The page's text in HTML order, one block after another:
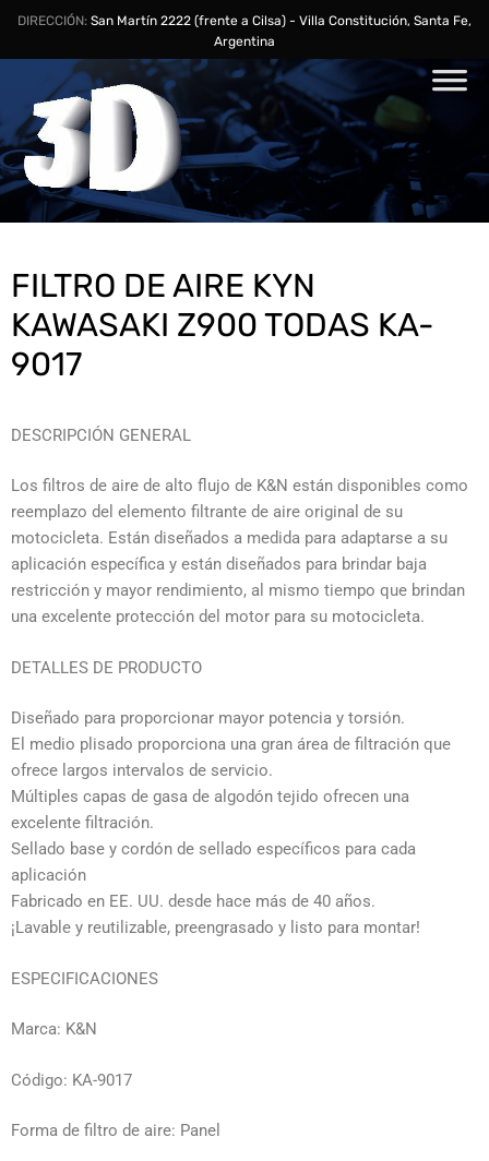
DIRECCIÓN: San Martín 2222 (frente a Cilsa) - Villa Constitución, Santa Fe,
Argentina
FILTRO DE AIRE KYN
KAWASAKI Z900 TODAS KA-
9017
DESCRIPCIÓN GENERAL
Los filtros de aire de alto flujo de K&N están disponibles como
reemplazo del elemento filtrante de aire original de su
motocicleta. Están diseñados a medida para adaptarse a su
aplicación específica y están diseñados para brindar baja
restricción y mayor rendimiento, al mismo tiempo que brindan
una excelente protección del motor para su motocicleta.
DETALLES DE PRODUCTO
Diseñado para proporcionar mayor potencia y torsión.
El medio plisado proporciona una gran área de filtración que
ofrece largos intervalos de servicio.
Múltiples capas de gasa de algodón tejido ofrecen una
excelente filtración.
Sellado base y cordón de sellado específicos para cada
aplicación
Fabricado en EE. UU. desde hace más de 40 años.
¡Lavable y reutilizable, preengrasado y listo para montar!
ESPECIFICACIONES
Marca: K&N
Código: KA-9017
Forma de filtro de aire: Panel